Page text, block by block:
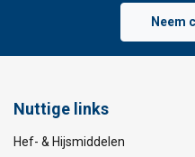
Neem
Nuttige links
Hef- & Hijsmiddelen